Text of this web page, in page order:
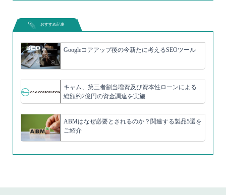
おすすめ記事
Googleコアアップ後の今新たに考えるSEOツール
キャム、第三者割当増資及び資本性ローンによる
総額約2億円の資金調達を実施
ABMはなぜ必要とされるのか？関連する製品5選を
ご紹介